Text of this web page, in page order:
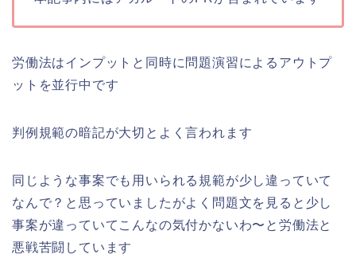
労働法はインプットと同時に問題演習によるアウトプ
ットを並行中です
判例規範の暗記が大切とよく言われます
同じような事案でも用いられる規範が少し違っていて
なんで？と思っていましたがよく問題文を見ると少し
事案が違っていてこんなの気付かないわ〜と労働法と
悪戦苦闘しています